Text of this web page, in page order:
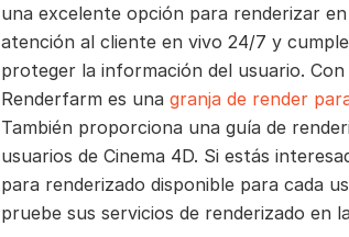
una excelente opción para renderizar
atención al cliente en vivo 24/7 y
proteger la información del usuario.
Renderfarm es una granja de render
También proporciona una guía de
usuarios de Cinema 4D. Si estás
para renderizado disponible para cada
pruebe sus servicios de renderizado en